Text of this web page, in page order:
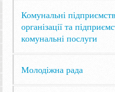
Комунальні
організації та
комунальні послуги
Молодіжна рада